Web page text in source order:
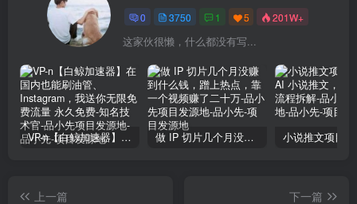
0 3750 1 5 201W+
这家伙很懒，什么都没有写...
VP-n【白鲸加速器】在国内也能刷油管、Instagram，我送你无限免费流量 永久免费-知名技术官-品小先项目发源地 做 IP 切片几个月没赚到什么钱，蹭上热点，靠一个视频赚了二十万-品小先项目发源地
上一篇
下一篇